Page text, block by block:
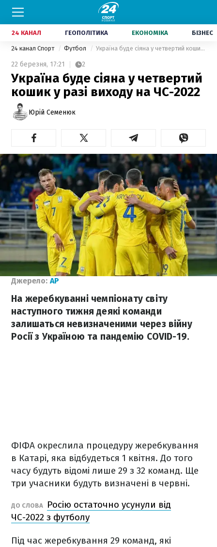
24 КАНАЛ ГЕОПОЛІТИКА ЕКОНОМІКА БІЗНЕС
24 канал Спорт Футбол Україна буде сіяна у четвертий кошик у разі виходу на ЧС-2022
22 березня, 17:21 2
Україна буде сіяна у четвертий
кошик у разі виходу на ЧС-2022
Юрій Семенюк
Джерело: AP
На жеребкуванні чемпіонату світу
наступного тижня деякі команди
залишаться невизначеними через війну
Росії з Україною та пандемію COVID-19.
ФІФА окреслила процедуру жеребкування
в Катарі, яка відбудеться 1 квітня. До того
часу будуть відомі лише 29 з 32 команд. Ще
три учасники будуть визначені в червні.
ДО СЛОВА
Росію остаточно усунули від
ЧС-2022 з футболу
Під час жеребкування 29 команд, які